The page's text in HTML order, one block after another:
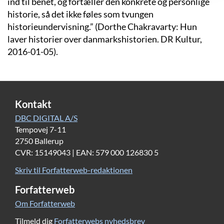
historie, så det ikke føles som tvungen
historieundervisning.” (Dorthe Chakravarty: Hun
laver historier over danmarkshistorien. DR Kultur,
2016-01-05).
Kontakt
DBC DIGITAL A/S
Tempovej 7-11
2750 Ballerup
CVR: 15149043 | EAN: 579 000 126830 5
Skriv til Forfatterweb-redaktionen
Forfatterweb
Om Forfatterweb
Tilmeld dig Forfatterwebs nyhedsbrev